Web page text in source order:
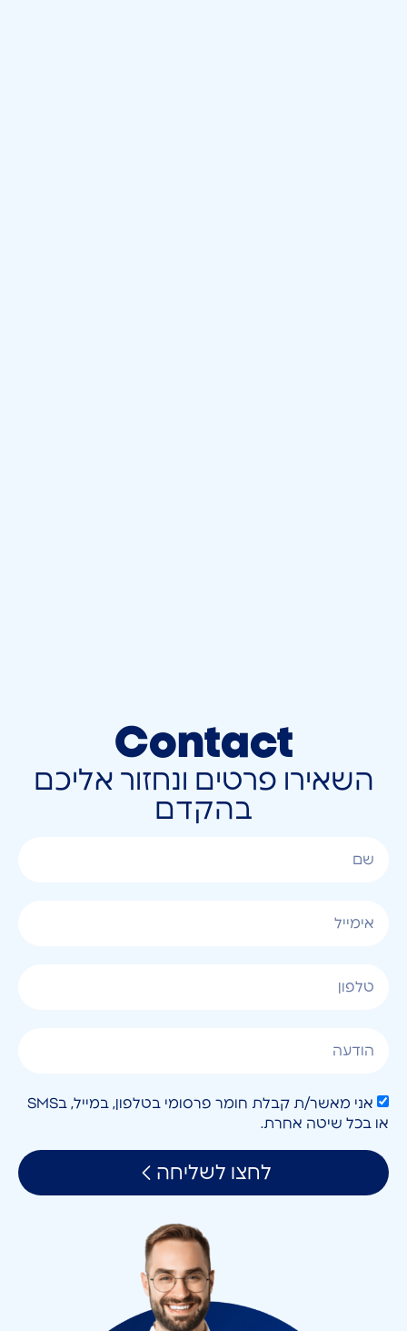
Contact
השאירו פרטים ונחזור אליכם
בהקדם
אני מאשר/ת קבלת חומר פרסומי בטלפון, במייל, בSMS
או בכל שיטה אחרת.
לחצו לשליחה